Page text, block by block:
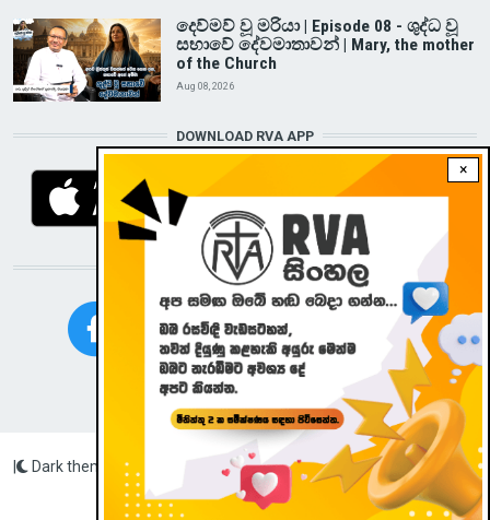
×
දෙව්මව් වූ මරියා | Episode 08 - ශුද්ධ වූ
සභාවේ දේවමාතාවන් | Mary, the mother
of the Church
Aug 08, 2026
DOWNLOAD RVA APP
STAY CONNECTED WITH US!
Radio Veritas Asia © 2023
Dark theme